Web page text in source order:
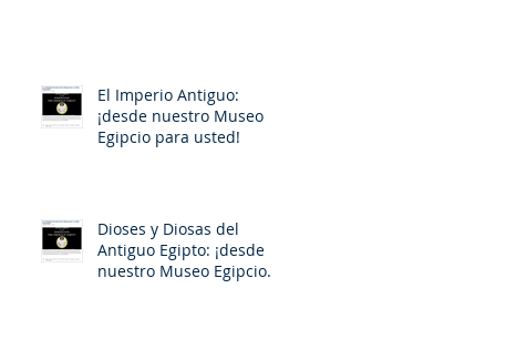
El Imperio Antiguo:
¡desde nuestro Museo
Egipcio para usted!
Dioses y Diosas del
Antiguo Egipto: ¡desde
nuestro Museo Egipcio